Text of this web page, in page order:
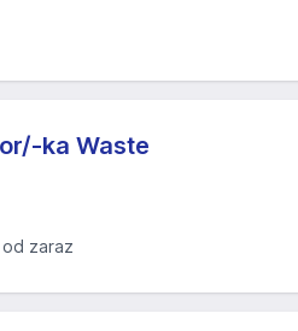
ka Waste
zaraz